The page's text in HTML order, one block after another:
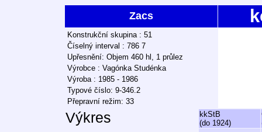
Zacs
Konstrukční skupina : 51
Číselný interval : 786 7
Upřesnění: Objem 460 hl, 1 průlez
Výrobce : Vagónka Studénka
Výroba : 1985 - 1986
Typové číslo: 9-346.2
Přepravní režim: 33
Výkres
kkStB
(do 1924)